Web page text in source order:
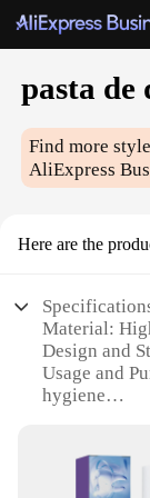
pasta de
Find more
AliExpress
Here are the
Material:
Design and
Usage and
hygiene
Parts and
easy storage